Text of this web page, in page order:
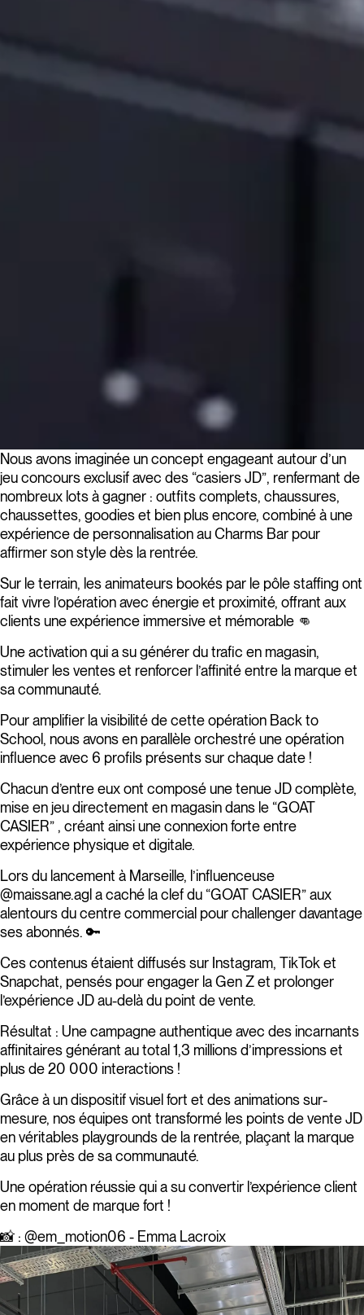
Nous avons imaginée un concept engageant autour d’un
jeu concours exclusif avec des “casiers JD”, renfermant de
nombreux lots à gagner : outfits complets, chaussures,
chaussettes, goodies et bien plus encore, combiné à une
expérience de personnalisation au Charms Bar pour
affirmer son style dès la rentrée.
Sur le terrain, les animateurs bookés par le pôle staffing ont
fait vivre l’opération avec énergie et proximité, offrant aux
clients une expérience immersive et mémorable 👊
Une activation qui a su générer du trafic en magasin,
stimuler les ventes et renforcer l’affinité entre la marque et
sa communauté.
Pour amplifier la visibilité de cette opération Back to
School, nous avons en parallèle orchestré une opération
influence avec 6 profils présents sur chaque date !
Chacun d’entre eux ont composé une tenue JD complète,
mise en jeu directement en magasin dans le “GOAT
CASIER” , créant ainsi une connexion forte entre
expérience physique et digitale.
Lors du lancement à Marseille, l’influenceuse
@maissane.agl a caché la clef du “GOAT CASIER” aux
alentours du centre commercial pour challenger davantage
ses abonnés. 🔑
Ces contenus étaient diffusés sur Instagram, TikTok et
Snapchat, pensés pour engager la Gen Z et prolonger
l’expérience JD au-delà du point de vente.
Résultat : Une campagne authentique avec des incarnants
affinitaires générant au total 1,3 millions d’impressions et
plus de 20 000 interactions !
Grâce à un dispositif visuel fort et des animations sur-
mesure, nos équipes ont transformé les points de vente JD
en véritables playgrounds de la rentrée, plaçant la marque
au plus près de sa communauté.
Une opération réussie qui a su convertir l’expérience client
en moment de marque fort !
📸 : @‌em_motion06 - Emma Lacroix